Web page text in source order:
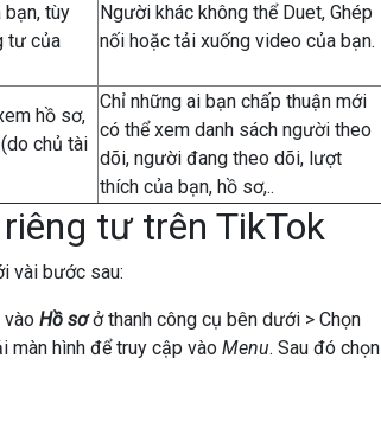
tùy
tư của
Người khác không thể Duet, Ghép
nối hoặc tải xuống video của bạn.
hồ sơ,
chủ tài
Chỉ những ai bạn chấp thuận mới
có thể xem danh sách người theo
dõi, người đang theo dõi, lượt
thích của bạn, hồ sơ,..
tư trên TikTok
vài bước sau:
vào Hồ sơở thanh công cụ bên dưới > Chọn
màn hình để truy cập vào Menu. Sau đó chọn